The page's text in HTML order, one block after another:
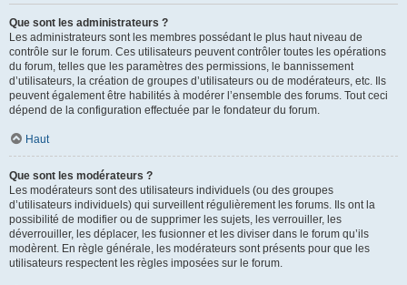
Que sont les administrateurs ?
Les administrateurs sont les membres possédant le plus haut niveau de
contrôle sur le forum. Ces utilisateurs peuvent contrôler toutes les opérations
du forum, telles que les paramètres des permissions, le bannissement
d’utilisateurs, la création de groupes d’utilisateurs ou de modérateurs, etc. Ils
peuvent également être habilités à modérer l’ensemble des forums. Tout ceci
dépend de la configuration effectuée par le fondateur du forum.
Haut
Que sont les modérateurs ?
Les modérateurs sont des utilisateurs individuels (ou des groupes
d’utilisateurs individuels) qui surveillent régulièrement les forums. Ils ont la
possibilité de modifier ou de supprimer les sujets, les verrouiller, les
déverrouiller, les déplacer, les fusionner et les diviser dans le forum qu’ils
modèrent. En règle générale, les modérateurs sont présents pour que les
utilisateurs respectent les règles imposées sur le forum.